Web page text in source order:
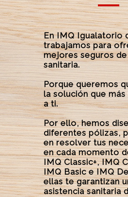
En IMQ Igualatorio
trabajamos para
mejores seguros
sanitaria.
Porque queremos
la solución que más
a ti.
Por ello, hemos
diferentes pólizas,
en resolver tus
en cada momento
IMQ Classic+, IMQ
IMQ Basic e IMQ
ellas te garantizan
asistencia sanitaria